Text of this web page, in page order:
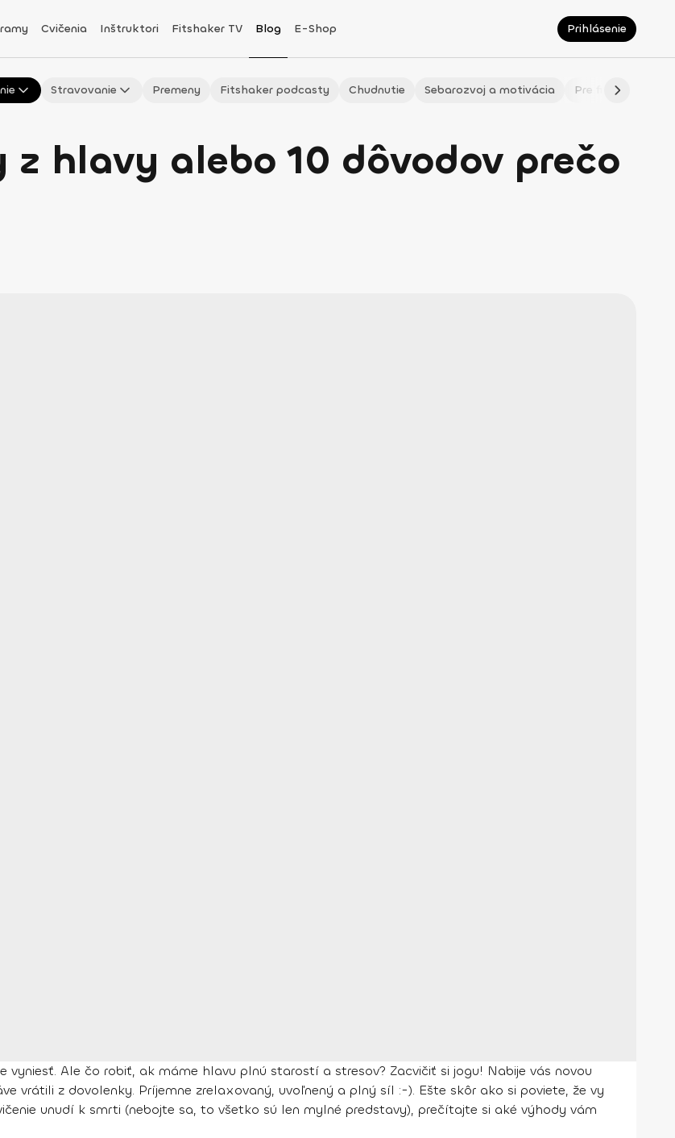
Cvičenia Inštruktori Fitshaker TV Blog E-Shop Prihlásenie
Stravovanie Premeny Fitshaker podcasty Chudnutie Sebarozvoj a motivácia Pre fitmaminky
hlavy alebo 10 dôvodov prečo
Ale čo robiť, ak máme hlavu plnú starostí a stresov? Zacvičiť si jogu! Nabije vás novou
vrátili z dovolenky. Príjemne zrelaxovaný, uvoľnený a plný síl :-). Ešte skôr ako si poviete, že vy
unudí k smrti (nebojte sa, to všetko sú len mylné predstavy), prečítajte si aké výhody vám